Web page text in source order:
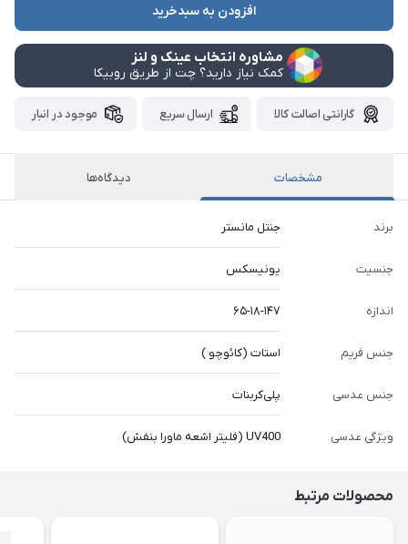
افزودن به سبدخرید
مشاوره انتخاب عینک و لنز
کمک نیاز دارید؟ چت از طریق روبیکا
گارانتی اصالت کالا ارسال سریع موجود در انبار
مشخصات دیدگاه‌ها
برند جنتل مانستر
جنسیت یونیسکس
اندازه ۶۵-۱۸-۱۴۷
جنس فریم استات (کائوچو )
جنس عدسی پلی‌کربنات
ویژگی عدسی UV400 (فلیتر اشعه ماورا بنفش)
محصولات مرتبط